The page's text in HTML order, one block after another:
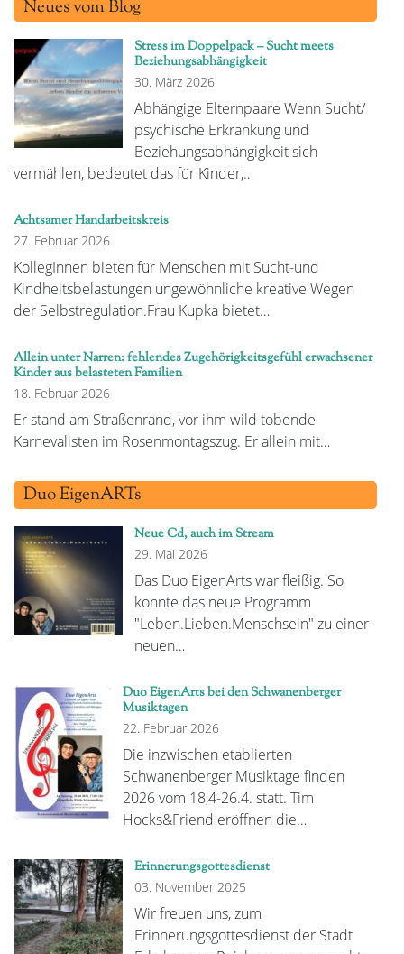
Neues vom Blog
Stress im Doppelpack – Sucht meets
Beziehungsabhängigkeit
30. März 2026
Abhängige Elternpaare Wenn Sucht/
psychische Erkrankung und
Beziehungsabhängigkeit sich
vermählen, bedeutet das für Kinder,…
Achtsamer Handarbeitskreis
27. Februar 2026
KollegInnen bieten für Menschen mit Sucht-und
Kindheitsbelastungen ungewöhnliche kreative Wegen
der Selbstregulation.Frau Kupka bietet…
Allein unter Narren: fehlendes Zugehörigkeitsgefühl erwachsener
Kinder aus belasteten Familien
18. Februar 2026
Er stand am Straßenrand, vor ihm wild tobende
Karnevalisten im Rosenmontagszug. Er allein mit…
Duo EigenARTs
Neue Cd, auch im Stream
29. Mai 2026
Das Duo EigenArts war fleißig. So
konnte das neue Programm
"Leben.Lieben.Menschsein" zu einer
neuen…
Duo EigenArts bei den Schwanenberger
Musiktagen
22. Februar 2026
Die inzwischen etablierten
Schwanenberger Musiktage finden
2026 vom 18,4-26.4. statt. Tim
Hocks&Friend eröffnen die…
Erinnerungsgottesdienst
03. November 2025
Wir freuen uns, zum
Erinnerungsgottesdienst der Stadt